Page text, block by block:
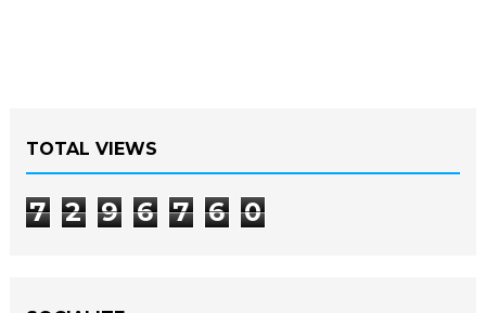
TOTAL VIEWS
7 2 9 6 7 6 0